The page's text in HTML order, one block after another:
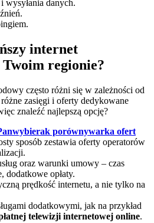
wysyłania danych.
internet
Twoim regionie?
często różni się w zależności od
zasięgi i oferty dedykowane
znaleźć najlepszą opcję?
porównywarka ofert
sposób zestawia oferty operatorów
oraz warunki umowy – czas
dodatkowe opłaty.
prędkość internetu, a nie tylko na
dodatkowymi, jak na przykład
telewizji internetowej online.